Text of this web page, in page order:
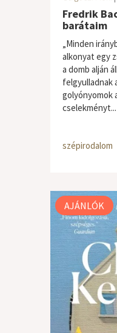
Fredrik
barátaim
„Minden
alkonyat egy
a domb alján
felgyulladnak
golyónyomok
cselekményt...
szépirodalom
AJÁNLÓK